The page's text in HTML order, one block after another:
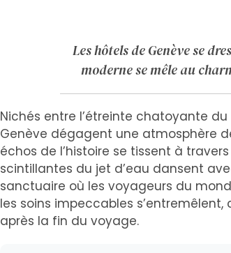
Les hôtels de Genève se
moderne se mêle au
Nichés entre l’étreinte chatoyante
Genève dégagent une atmosphère
échos de l’histoire se tissent à
scintillantes du jet d’eau dansent
sanctuaire où les voyageurs du
les soins impeccables
après la fin du voyage.